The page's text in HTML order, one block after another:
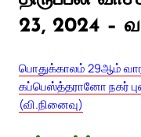
23, 2024 –
பொதுக்காலம் 29ஆம்
கப்பெஸ்த்தரானோ நகர்
(வி.நினைவு)